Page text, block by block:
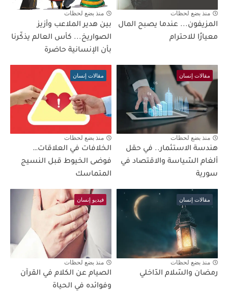
منذ بضع لحظات
المزيفون... عندما يصبح المال
معيارًا للاحترام
منذ بضع لحظات
بين هدير الملاعب وأزيز
الصواريخ... كأس العالم يذكّرنا
بأن الإنسانية حاضرة
مقالات إنسان
منذ بضع لحظات
هندسة الاستثمار.. في حقل
ألغام السّياسة والاقتصاد في
سورية
مقالات إنسان
منذ بضع لحظات
الخلافات في العلاقات…
فوضى الخيوط قبل النسيج
المتماسك
مقالات إنسان
منذ بضع لحظات
رمضان والسّلام الدّاخلي
فيديو إنسان
منذ بضع لحظات
الصيام عن الكلام في القرآن
وفوائده في الحياة